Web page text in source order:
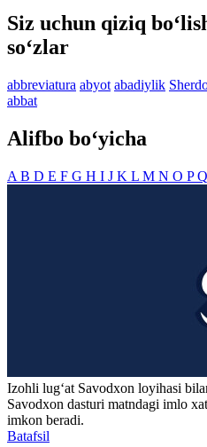
Siz uchun qiziq
so‘zlar
abbreviatura abyot abadiylik
abbat
Alifbo bo‘yicha
A B D E F G H I J K L M N O PQ
Izohli lugʻat Savodxon loyihasi
Savodxon dasturi matndagi imlo
imkon beradi.
Batafsil